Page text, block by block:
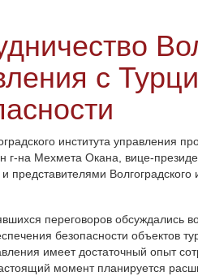
с
института управления
г-на Мехмета Окана, вице-
Волгоградского
переговоров обсуждались
безопасности объектов
имеет достаточный опыт
момент планируется